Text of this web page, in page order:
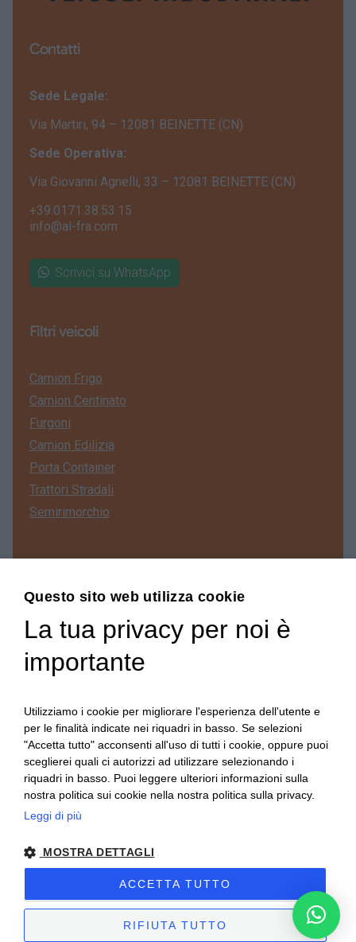
Contatti
Sede Legale:
Via Martiri, 94 – 12081 BEINETTE (CN)
Sede Operativa:
Via Giovanni Agnelli, 33 – 12081 BEINETTE (CN)
+39.0171.38.53.15
info@al-fra.com
Scrivici su WhatsApp
Filtri veicoli
Camion Frigo
Camion Centinato
Furgoni
Camion Edilizia
Porta Container
Trattori Stradali
Semirimorchio
Menu
USATO
Chi siamo
News
Contatti
Al-fra | 2025 | Partita IVA: 03668210044 –
Privacy & Cookies Policy
Questo sito web utilizza cookie
La tua privacy per noi è
importante
Utilizziamo i cookie per migliorare l'esperienza dell'utente e
per le finalità indicate nei riquadri in basso. Se selezioni
"Accetta tutto" acconsenti all'uso di tutti i cookie, oppure puoi
sceglierei quali ci autorizzi ad utilizzare selezionando i
riquadri in basso. Puoi leggere ulteriori informazioni sulla
nostra politica sui cookie nella nostra politica sulla privacy.
Leggi di più
MOSTRA DETTAGLI
ACCETTA TUTTO
RIFIUTA TUTTO